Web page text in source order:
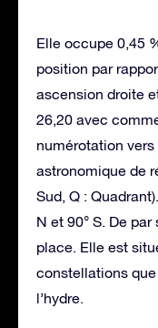
Elle occupe 0,45
position par
ascension droite
26,20 avec
numérotation vers
astronomique de
Sud, Q :
N et 90° S. De
place. Elle est
constellations
l’hydre.